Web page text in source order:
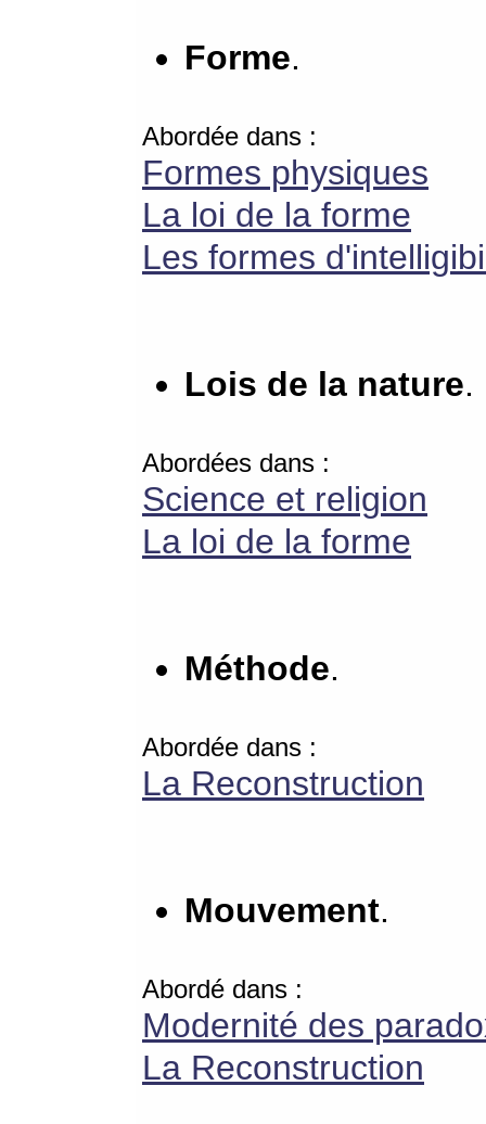
Forme.
Abordée dans :
Formes physiques
La loi de la forme
Les formes
Lois de la nature.
Abordées dans :
Science et religion
La loi de la forme
Méthode.
Abordée dans :
La Reconstruction
Mouvement.
Abordé dans :
Modernité des
La Reconstruction